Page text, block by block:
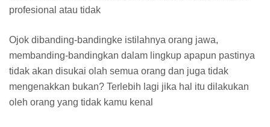
profesional atau tidak
Ojok dibanding-bandingke istilahnya orang jawa,
membanding-bandingkan dalam lingkup apapun pastinya
tidak akan disukai olah semua orang dan juga tidak
mengenakkan bukan? Terlebih lagi jika hal itu dilakukan
oleh orang yang tidak kamu kenal